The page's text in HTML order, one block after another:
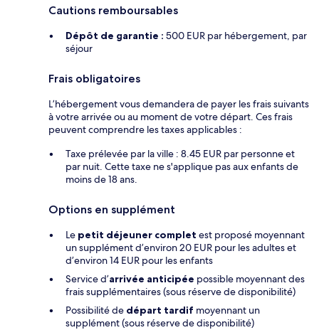
Cautions remboursables
Dépôt de garantie : 500 EUR par hébergement, par
séjour
Frais obligatoires
L’hébergement vous demandera de payer les frais suivants
à votre arrivée ou au moment de votre départ. Ces frais
peuvent comprendre les taxes applicables :
Taxe prélevée par la ville : 8.45 EUR par personne et
par nuit. Cette taxe ne s'applique pas aux enfants de
moins de 18 ans.
Options en supplément
Le petit déjeuner complet est proposé moyennant
un supplément d’environ 20 EUR pour les adultes et
d’environ 14 EUR pour les enfants
Service d’arrivée anticipée possible moyennant des
frais supplémentaires (sous réserve de disponibilité)
Possibilité de départ tardif moyennant un
supplément (sous réserve de disponibilité)